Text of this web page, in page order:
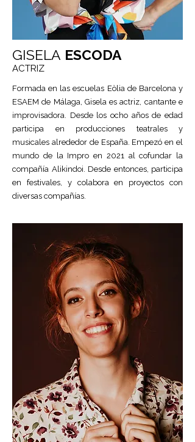
GISELA ESCODA
ACTRIZ
Formada en las escuelas Eòlia de Barcelona y
ESAEM de Málaga, Gisela es actriz, cantante e
improvisadora. Desde los ocho años de edad
participa en producciones teatrales y
musicales alrededor de España. Empezó en el
mundo de la Impro en 2021 al cofundar la
compañía Alikindoi. Desde entonces, participa
en festivales, y colabora en proyectos con
diversas compañías.